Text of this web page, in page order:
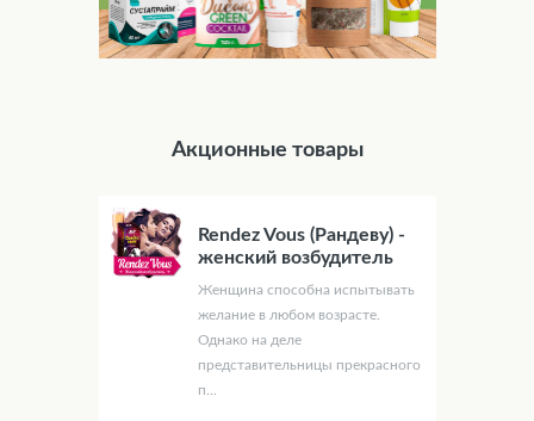
Акционные товары
Rendez Vous (Рандеву) -
женский возбудитель
Женщина способна испытывать
желание в любом возрасте.
Однако на деле
представительницы прекрасного
п...